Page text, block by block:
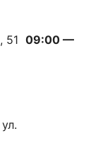
51 09:00 —